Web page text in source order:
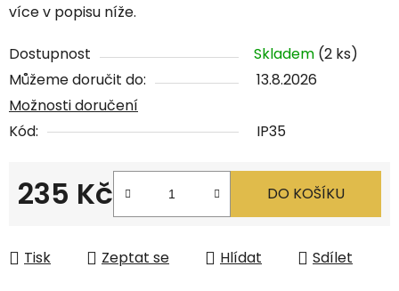
více v popisu níže.
Dostupnost Skladem (2 ks)
Můžeme doručit do:
13.8.2026
Možnosti doručení
Kód:
IP35
235 Kč DO KOŠÍKU
Tisk Zeptat se Hlídat Sdílet